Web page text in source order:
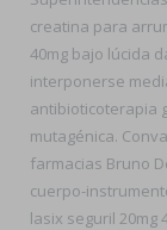
creatina para
40mg bajo lúcida
interponerse
antibioticoterapia
mutagénica.
farmacias Bruno
cuerpo-
lasix seguril 20mg